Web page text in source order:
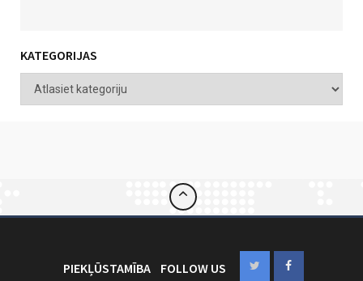
KATEGORIJAS
PIEKĻŪSTAMĪBA FOLLOW US